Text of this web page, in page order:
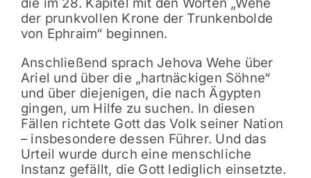
der prunkvollen Krone der Trunkenbolde
von Ephraim“ beginnen.
Anschließend sprach Jehova Wehe über
Ariel und über die „hartnäckigen Söhne“
und über diejenigen, die nach Ägypten
gingen, um Hilfe zu suchen. In diesen
Fällen richtete Gott das Volk seiner Nation
– insbesondere dessen Führer. Und das
Urteil wurde durch eine menschliche
Instanz gefällt, die Gott lediglich einsetzte.